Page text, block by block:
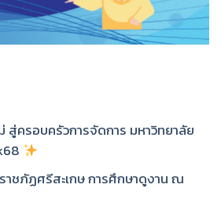
สู่ครอบครัวการจัดการ มหาวิทยาลัย
าชภัฏศรีสะเกษ การศึกษาดูงาน ณ